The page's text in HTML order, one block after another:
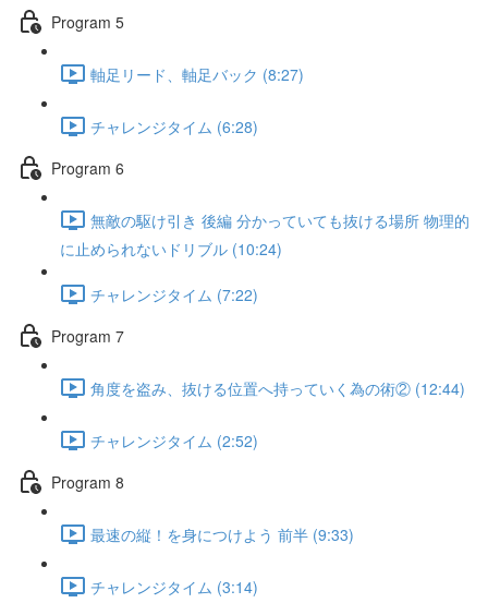
Program 5
軸足リード、軸足バック (8:27)
チャレンジタイム (6:28)
Program 6
無敵の駆け引き 後編 分かっていても抜ける場所 物理的
に止められないドリブル (10:24)
チャレンジタイム (7:22)
Program 7
角度を盗み、抜ける位置へ持っていく為の術② (12:44)
チャレンジタイム (2:52)
Program 8
最速の縦！を身につけよう 前半 (9:33)
チャレンジタイム (3:14)